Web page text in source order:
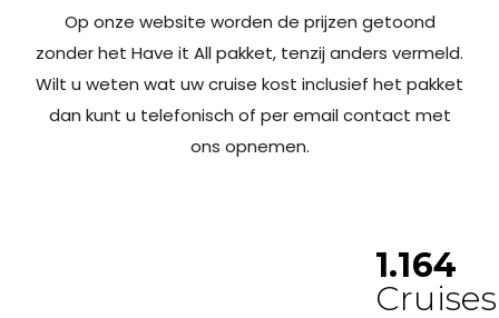
Op onze website worden de prijzen getoond
zonder het Have it All pakket, tenzij anders vermeld.
Wilt u weten wat uw cruise kost inclusief het pakket
dan kunt u telefonisch of per email contact met
ons opnemen.